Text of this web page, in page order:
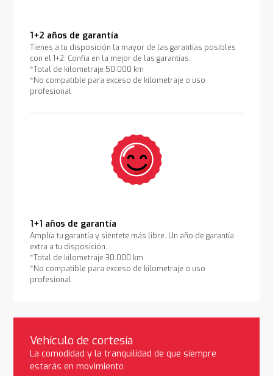
1+2 años de garantía
Tienes a tu disposición la mayor de las garantías posibles
con el 1+2. Confía en la mejor de las garantías.
*Total de kilometraje 50.000 km
*No compatible para exceso de kilometraje o uso
profesional
1+1 años de garantía
Amplía tu garantía y siéntete más libre. Un año de garantía
extra a tu disposición.
*Total de kilometraje 30.000 km
*No compatible para exceso de kilometraje o uso
profesional
Vehículo de cortesía
La comodidad y la tranquilidad de que siempre
estarás en movimiento